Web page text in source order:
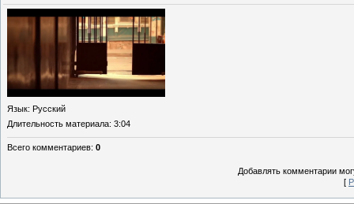
Язык: Русский
Длительность материала: 3:04
Всего комментариев: 0
Добавлять комментарии
[